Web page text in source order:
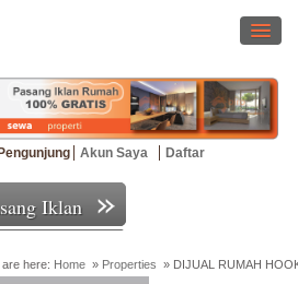
Akun Saya Daftar
Iklan
are here: Home » Properties » DIJUAL RUMAH